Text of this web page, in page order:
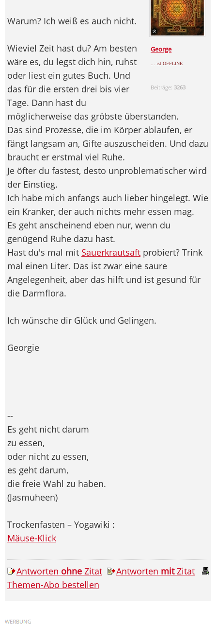
George
... ist OFFLINE
Beiträge: 3263
Warum? Ich weiß es auch nicht.
Wieviel Zeit hast du? Am besten
wäre es, du legst dich hin, ruhst
oder liest ein gutes Buch. Und
das für die ersten drei bis vier
Tage. Dann hast du
möglicherweise das gröbste überstanden.
Das sind Prozesse, die im Körper ablaufen, er
fängt langsam an, Gifte auszuscheiden. Und dazu
braucht er erstmal viel Ruhe.
Je öfter du fastest, desto unproblematischer wird
der Einstieg.
Ich habe mich anfangs auch lieber hingelegt. Wie
ein Kranker, der auch nichts mehr essen mag.
Es geht anscheinend eben nur, wenn du
genügend Ruhe dazu hast.
Hast du's mal mit Sauerkrautsaft probiert? Trink
mal einen Liter. Das ist zwar eine saure
Angelegenheit, aber das hilft und ist gesund für
die Darmflora.
Ich wünsche dir Glück und Gelingen.
Georgie
--
Es geht nicht darum
zu essen,
oder nicht zu essen,
es geht darum,
die freie Wahl zu haben.
(Jasmuheen)
Trockenfasten – Yogawiki :
Mäuse-Klick
Antworten ohne Zitat Antworten mitZitat
Themen-Abo bestellen